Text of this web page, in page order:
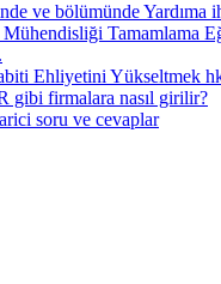
ve bölümünde Yardıma
Tamamlama
Ehliyetini Yükseltmek
gibi firmalara nasıl girilir?
soru ve cevaplar